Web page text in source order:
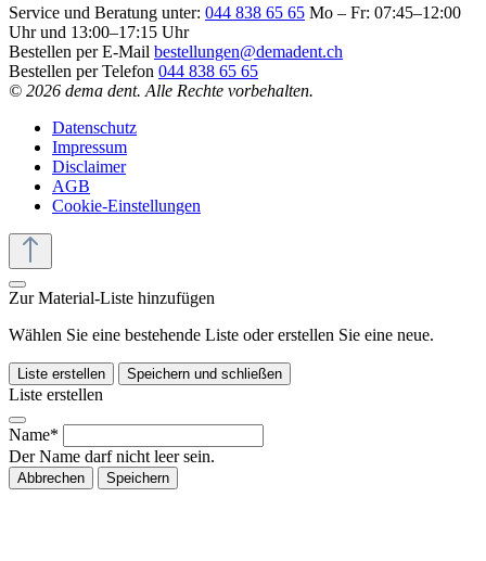
Service und Beratung unter: 044 838 65 65 Mo – Fr: 07:45–12:00
Uhr und 13:00–17:15 Uhr
Bestellen per E-Mail bestellungen@demadent.ch
Bestellen per Telefon 044 838 65 65
© 2026 dema dent. Alle Rechte vorbehalten.
Datenschutz
Impressum
Disclaimer
AGB
Cookie-Einstellungen
Zur Material-Liste hinzufügen
Wählen Sie eine bestehende Liste oder erstellen Sie eine neue.
Liste erstellen Speichern und schließen
Liste erstellen
Name*
Der Name darf nicht leer sein.
Abbrechen Speichern